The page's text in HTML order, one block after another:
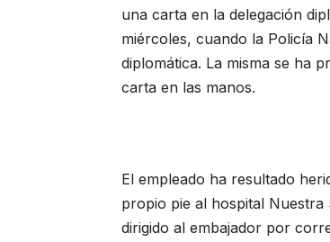
una carta en la delegación
miércoles, cuando la Policía
diplomática. La misma se ha
carta en las manos.
El empleado ha resultado
propio pie al hospital Nuestra
dirigido al embajador por